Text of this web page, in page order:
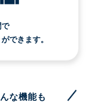
できます。
な機能も